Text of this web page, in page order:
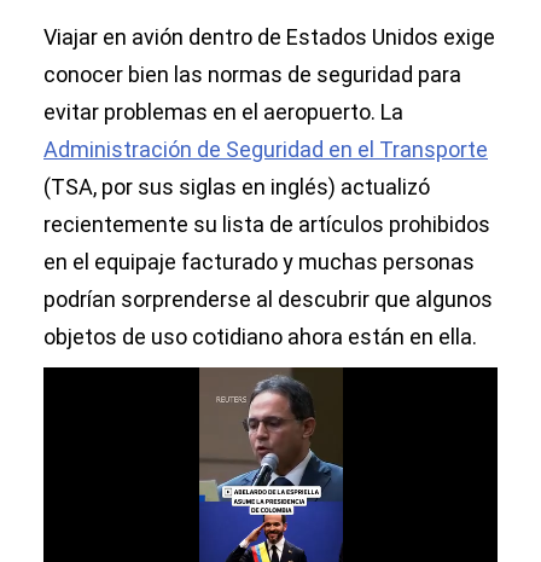
Viajar en avión dentro de Estados Unidos exige
conocer bien las normas de seguridad para
evitar problemas en el aeropuerto. La
Administración de Seguridad en el Transporte
(TSA, por sus siglas en inglés) actualizó
recientemente su lista de artículos prohibidos
en el equipaje facturado y muchas personas
podrían sorprenderse al descubrir que algunos
objetos de uso cotidiano ahora están en ella.